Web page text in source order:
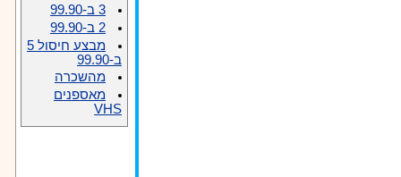
3 ב-99.90
2 ב-99.90
מבצע חיסול 5
ב-99.90
מהשכרה
מאספנים
VHS